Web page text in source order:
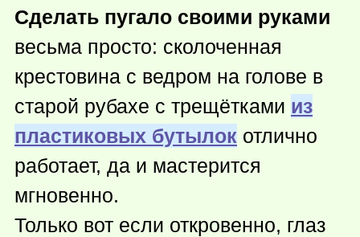
Сделать пугало своими руками
весьма просто: сколоченная
крестовина с ведром на голове в
старой рубахе с трещётками из
пластиковых бутылок отлично
работает, да и мастерится
мгновенно.
Только вот если откровенно, глаз